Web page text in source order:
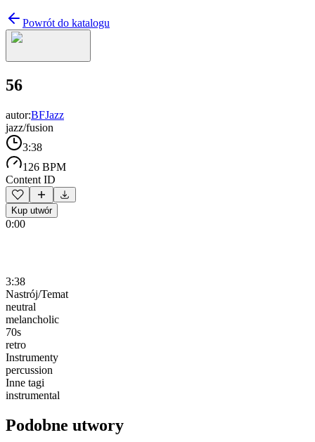
Powrót do katalogu
56
autor:BFJazz
jazz/fusion
3:38
126 BPM
Content ID
Kup utwór
0:00
3:38
Nastrój/Temat
neutral
melancholic
70s
retro
Instrumenty
percussion
Inne tagi
instrumental
Podobne utwory